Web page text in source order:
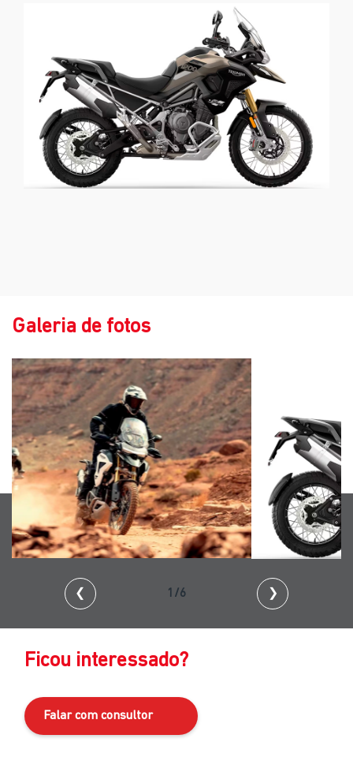
Galeria de fotos
❮ 2/6 ❯
Ficou interessado?
Falar com consultor